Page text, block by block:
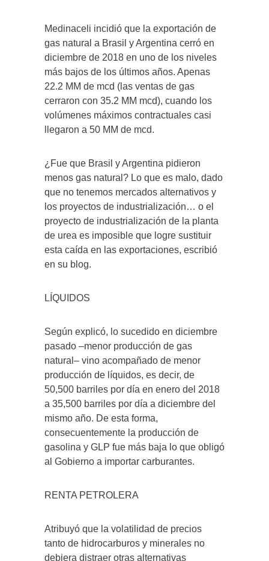
Medinaceli incidió que la exportación de
gas natural a Brasil y Argentina cerró en
diciembre de 2018 en uno de los niveles
más bajos de los últimos años. Apenas
22.2 MM de mcd (las ventas de gas
cerraron con 35.2 MM mcd), cuando los
volúmenes máximos contractuales casi
llegaron a 50 MM de mcd.
¿Fue que Brasil y Argentina pidieron
menos gas natural? Lo que es malo, dado
que no tenemos mercados alternativos y
los proyectos de industrialización… o el
proyecto de industrialización de la planta
de urea es imposible que logre sustituir
esta caída en las exportaciones, escribió
en su blog.
LÍQUIDOS
Según explicó, lo sucedido en diciembre
pasado –menor producción de gas
natural– vino acompañado de menor
producción de líquidos, es decir, de
50,500 barriles por día en enero del 2018
a 35,500 barriles por día a diciembre del
mismo año. De esta forma,
consecuentemente la producción de
gasolina y GLP fue más baja lo que obligó
al Gobierno a importar carburantes.
RENTA PETROLERA
Atribuyó que la volatilidad de precios
tanto de hidrocarburos y minerales no
debiera distraer otras alternativas